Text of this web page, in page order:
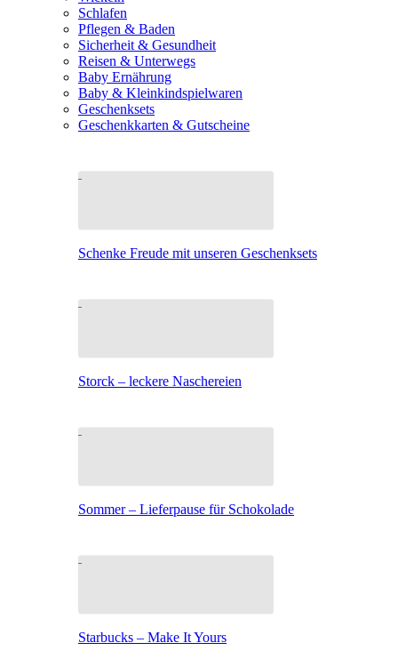
Schlafen
Pflegen & Baden
Sicherheit & Gesundheit
Reisen & Unterwegs
Baby Ernährung
Baby & Kleinkindspielwaren
Geschenksets
Geschenkkarten & Gutscheine
Schenke Freude mit unseren Geschenksets
Storck – leckere Naschereien
Sommer – Lieferpause für Schokolade
Starbucks – Make It Yours